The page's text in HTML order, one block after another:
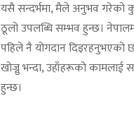
यसै सन्दर्भमा, मैले अनुभव गरेको
ठूलो उपलब्धि सम्भव हुन्छ।
पहिले नै योगदान दिइरहनुभएको
खोज्नु भन्दा, उहाँहरूको कामलाई
हुन्छ।